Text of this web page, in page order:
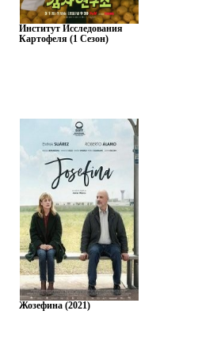
Институт Исследования
Картофеля (1 Сезон)
Жозефина (2021)